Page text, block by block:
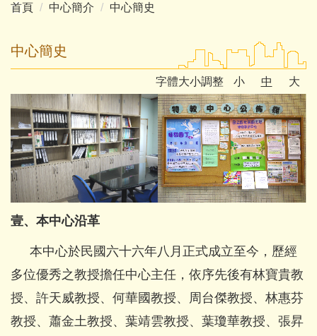
首頁 中心簡介 中心簡史
中心簡史
字體大小調整 小 中 大
壹、本中心沿革
本中心於民國六十六年八月正式成立至今，歷經
多位優秀之教授擔任中心主任，依序先後有林寶貴教
授、許天威教授、何華國教授、周台傑教授、林惠芬
教授、蕭金土教授、葉靖雲教授、葉瓊華教授、張昇